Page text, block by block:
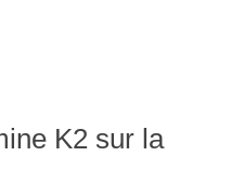
K2 sur la